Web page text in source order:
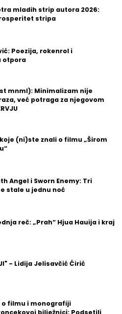
mladih strip autora 2026:
stripa
Poezija, rokenrol i
otpora
mnml): Minimalizam nije
već potraga za njegovom
(ni)ste znali o filmu „Širom
Angel i Sworn Enemy: Tri
stale u jednu noć
reč: „Prah“ Hjua Hauija i kraj
- Lidija Jelisavčić Ćirić
o filmu i monografiji
bilježnici: Podsetili